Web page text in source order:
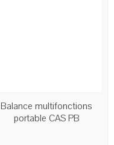
EN STOCK - LIVRAISON SOUS
24H00 À 48H00
Balance multifonctions
portable CAS PB